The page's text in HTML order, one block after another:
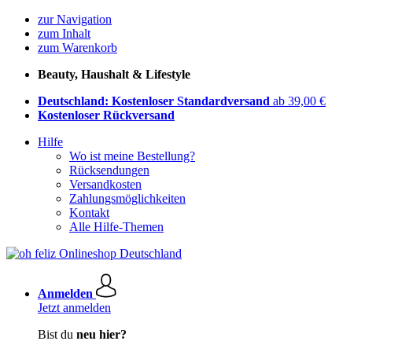
zur Navigation
zum Inhalt
zum Warenkorb
Beauty, Haushalt & Lifestyle
Deutschland: Kostenloser Standardversand ab 39,00 €
Kostenloser Rückversand
Hilfe
Wo ist meine Bestellung?
Rücksendungen
Versandkosten
Zahlungsmöglichkeiten
Kontakt
Alle Hilfe-Themen
Anmelden
Jetzt anmelden
Bist du neu hier?